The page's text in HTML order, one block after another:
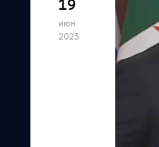
19
июн
2023